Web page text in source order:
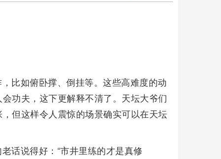
比如俯卧撑、倒挂等。这些高难度的动
功夫，这下更解释不清了。天坛大爷们
但这样令人震惊的场景确实可以在天坛
话说得好：“市井里练的才是真修